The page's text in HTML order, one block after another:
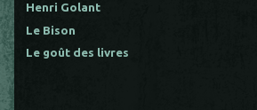
Henri Golant
Le Bison
Le goût des livres